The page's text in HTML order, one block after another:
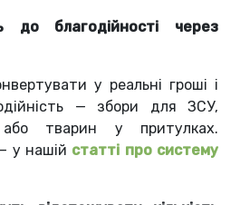
до благодійності через
у реальні гроші і
— збори для ЗСУ,
або тварин у притулках.
у нашій статті про систему